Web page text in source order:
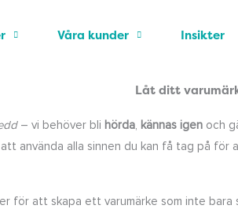
Våra kunder Insikter
Emilia
Låt ditt
– vi behöver bli hörda kännas igen och
använda alla sinnen du kan få tag på
för att skapa ett varumärke som inte